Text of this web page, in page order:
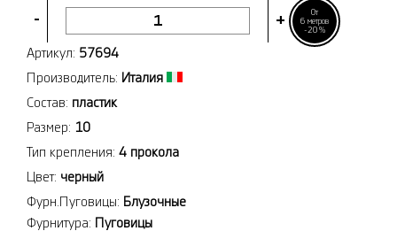
- +
От
6 метров
-20%
Артикул: 57694
Производитель: Италия
Состав: пластик
Размер: 10
Тип крепления: 4 прокола
Цвет: черный
Фурн.Пуговицы: Блузочные
Фурнитура: Пуговицы